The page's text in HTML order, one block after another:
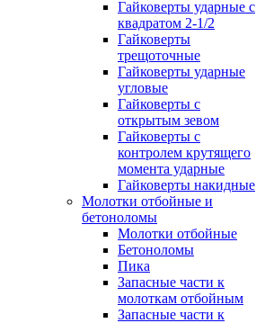
Гайковерты ударные с
квадратом 2-1/2
Гайковерты
трещоточные
Гайковерты ударные
угловые
Гайковерты с
открытым зевом
Гайковерты с
контролем крутящего
момента ударные
Гайковерты накидные
Молотки отбойные и
бетоноломы
Молотки отбойные
Бетоноломы
Пика
Запасные части к
молоткам отбойным
Запасные части к